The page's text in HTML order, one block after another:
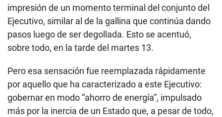
impresión de un momento terminal del conjunto del
Ejecutivo, similar al de la gallina que continúa dando
pasos luego de ser degollada. Esto se acentuó,
sobre todo, en la tarde del martes 13.
Pero esa sensación fue reemplazada rápidamente
por aquello que ha caracterizado a este Ejecutivo:
gobernar en modo “ahorro de energía”, impulsado
más por la inercia de un Estado que, a pesar de todo,